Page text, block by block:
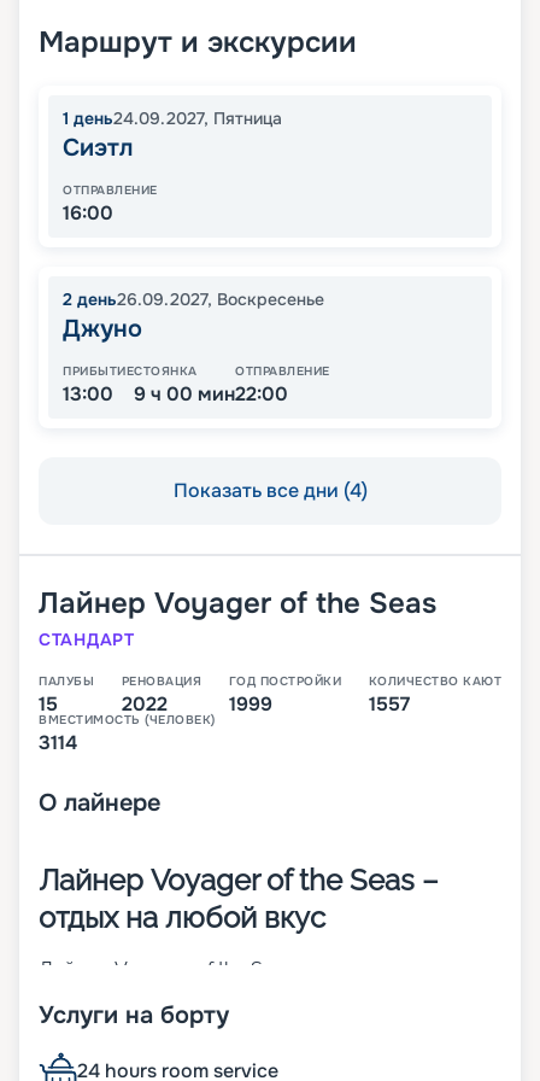
Маршрут и экскурсии
1 день24.09.2027, Пятница
Сиэтл
ОТПРАВЛЕНИЕ
16:00
2 день26.09.2027, Воскресенье
Джуно
ПРИБЫТИЕ
13:00
СТОЯНКА
9 ч 00 мин
ОТПРАВЛЕНИЕ
22:00
Показать все дни (4)
Лайнер Voyager of the Seas
СТАНДАРТ
ПАЛУБЫ
15
РЕНОВАЦИЯ
2022
ГОД ПОСТРОЙКИ
1999
КОЛИЧЕСТВО КАЮТ
1557
ВМЕСТИМОСТЬ (ЧЕЛОВЕК)
3114
О лайнере
Лайнер Voyager of the Seas –
отдых на любой вкус
Лайнер Voyager of the Seas – родоначальник
году в Финляндии. На момент спуска на воду он
нем впервые появился крытый куполом
Услуги на борту
24 hours room service